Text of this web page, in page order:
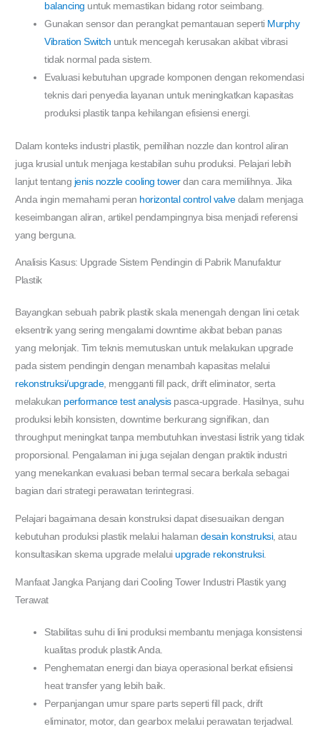
balancing untuk memastikan bidang rotor seimbang.
Gunakan sensor dan perangkat pemantauan seperti Murphy
Vibration Switch untuk mencegah kerusakan akibat vibrasi
tidak normal pada sistem.
Evaluasi kebutuhan upgrade komponen dengan rekomendasi
teknis dari penyedia layanan untuk meningkatkan kapasitas
produksi plastik tanpa kehilangan efisiensi energi.
Dalam konteks industri plastik, pemilihan nozzle dan kontrol aliran
juga krusial untuk menjaga kestabilan suhu produksi. Pelajari lebih
lanjut tentang jenis nozzle cooling towerdan cara memilihnya. Jika
Anda ingin memahami peran horizontal control valvedalam menjaga
keseimbangan aliran, artikel pendampingnya bisa menjadi referensi
yang berguna.
Analisis Kasus: Upgrade Sistem Pendingin di Pabrik Manufaktur
Plastik
Bayangkan sebuah pabrik plastik skala menengah dengan lini cetak
eksentrik yang sering mengalami downtime akibat beban panas
yang melonjak. Tim teknis memutuskan untuk melakukan upgrade
pada sistem pendingin dengan menambah kapasitas melalui
rekonstruksi/upgrade, mengganti fill pack, drift eliminator, serta
melakukan performance test analysispasca-upgrade. Hasilnya, suhu
produksi lebih konsisten, downtime berkurang signifikan, dan
throughput meningkat tanpa membutuhkan investasi listrik yang tidak
proporsional. Pengalaman ini juga sejalan dengan praktik industri
yang menekankan evaluasi beban termal secara berkala sebagai
bagian dari strategi perawatan terintegrasi.
Pelajari bagaimana desain konstruksi dapat disesuaikan dengan
kebutuhan produksi plastik melalui halaman desain konstruksi, atau
konsultasikan skema upgrade melaluiupgrade rekonstruksi.
Manfaat Jangka Panjang dari Cooling Tower Industri Plastik yang
Terawat
Stabilitas suhu di lini produksi membantu menjaga konsistensi
kualitas produk plastik Anda.
Penghematan energi dan biaya operasional berkat efisiensi
heat transfer yang lebih baik.
Perpanjangan umur spare parts seperti fill pack, drift
eliminator, motor, dan gearbox melalui perawatan terjadwal.